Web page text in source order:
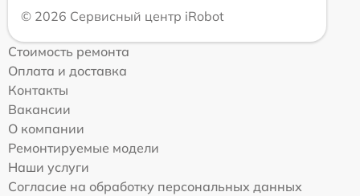
© 2026 Сервисный центр iRobot
Стоимость ремонта
Оплата и доставка
Контакты
Вакансии
О компании
Ремонтируемые модели
Наши услуги
Согласие на обработку персональных данных